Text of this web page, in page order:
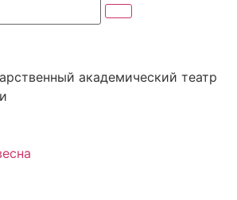
академический театр